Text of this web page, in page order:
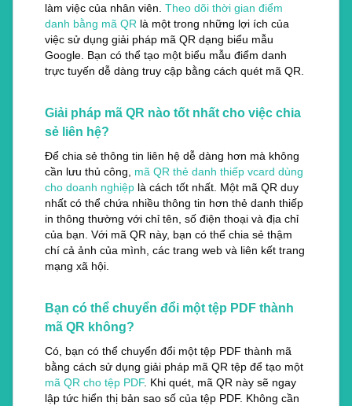
làm việc của nhân viên. Theo dõi thời gian điểm
danh bằng mã QR là một trong những lợi ích của
việc sử dụng giải pháp mã QR dạng biểu mẫu
Google. Bạn có thể tạo một biểu mẫu điểm danh
trực tuyến dễ dàng truy cập bằng cách quét mã QR.
Giải pháp mã QR nào tốt nhất cho việc chia
sẻ liên hệ?
Để chia sẻ thông tin liên hệ dễ dàng hơn mà không
cần lưu thủ công, mã QR thẻ danh thiếp vcard dùng
cho doanh nghiệp là cách tốt nhất. Một mã QR duy
nhất có thể chứa nhiều thông tin hơn thẻ danh thiếp
in thông thường với chỉ tên, số điện thoại và địa chỉ
của bạn. Với mã QR này, bạn có thể chia sẻ thậm
chí cả ảnh của mình, các trang web và liên kết trang
mạng xã hội.
Bạn có thể chuyển đổi một tệp PDF thành
mã QR không?
Có, bạn có thể chuyển đổi một tệp PDF thành mã
bằng cách sử dụng giải pháp mã QR tệp để tạo một
mã QR cho tệp PDF. Khi quét, mã QR này sẽ ngay
lập tức hiển thị bản sao số của tệp PDF. Không cần